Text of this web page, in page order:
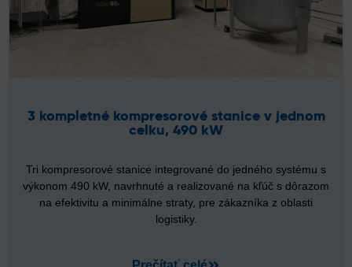
3 kompletné kompresorové stanice v jednom
celku, 490 kW
Tri kompresorové stanice integrované do jedného systému s
výkonom 490 kW, navrhnuté a realizované na kľúč s dôrazom
na efektivitu a minimálne straty, pre zákazníka z oblasti
logistiky.